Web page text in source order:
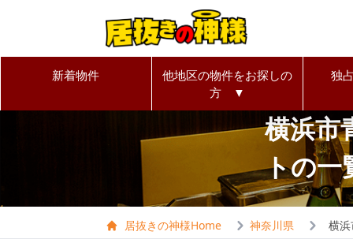
新着物件
他地区の物件をお探しの
方 ▼
独
横浜市
トの一
居抜きの神様Home 神奈川県 横